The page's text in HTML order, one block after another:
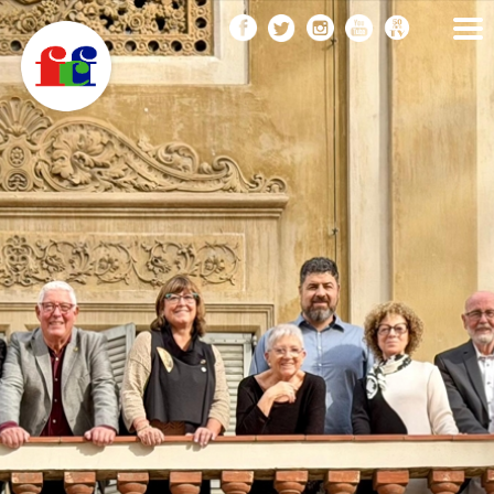
Vés
al
FEDERACIÓ CATALANA
DE FOTOGRAFIA
F
C
F